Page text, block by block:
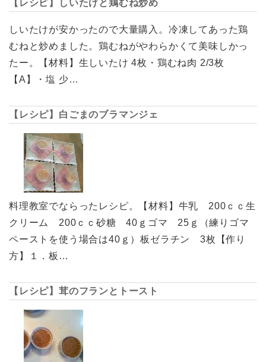
【レシピ】しいたけと鶏むね炒め
しいたけが安かったので大量購入。冷凍してあった鶏
むねと炒めました。鶏むねがやわらかくて美味しかっ
たー。【材料】生しいたけ 4枚・鶏むね肉 2/3枚
【A】・塩 少…
【レシピ】白ごまのブラマンジェ
料理教室でならったレシピ。【材料】牛乳 200ｃｃ生
クリーム 200ｃｃ砂糖 40ｇゴマ 25ｇ（練りゴマ
ペーストを使う場合は40ｇ）板ゼラチン 3枚【作り
方】１．板…
【レシピ】茸のフランとトースト